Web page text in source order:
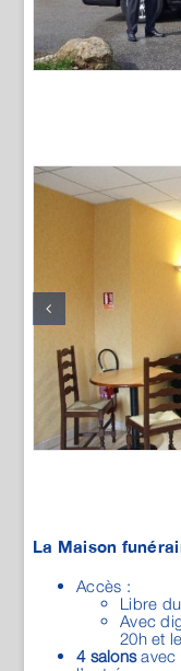
La Maison
Accès :
Libre
Avec
20h et
4 salonsavec